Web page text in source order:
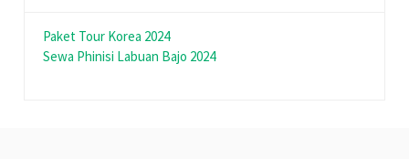
Paket Tour Korea 2024
Sewa Phinisi Labuan Bajo 2024